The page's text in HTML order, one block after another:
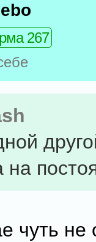
267
на
чуть не